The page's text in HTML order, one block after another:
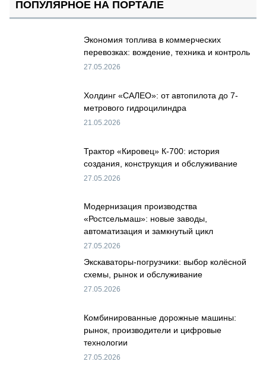
ПОПУЛЯРНОЕ НА ПОРТАЛЕ
Экономия топлива в коммерческих
перевозках: вождение, техника и контроль
27.05.2026
Холдинг «САЛЕО»: от автопилота до 7-
метрового гидроцилиндра
21.05.2026
Трактор «Кировец» К-700: история
создания, конструкция и обслуживание
27.05.2026
Модернизация производства
«Ростсельмаш»: новые заводы,
автоматизация и замкнутый цикл
27.05.2026
Экскаваторы-погрузчики: выбор колёсной
схемы, рынок и обслуживание
27.05.2026
Комбинированные дорожные машины:
рынок, производители и цифровые
технологии
27.05.2026